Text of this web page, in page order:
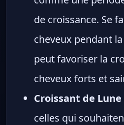
de croissance. Se
cheveux pendant
peut favoriser la
cheveux forts et
Croissant de Lune
celles qui